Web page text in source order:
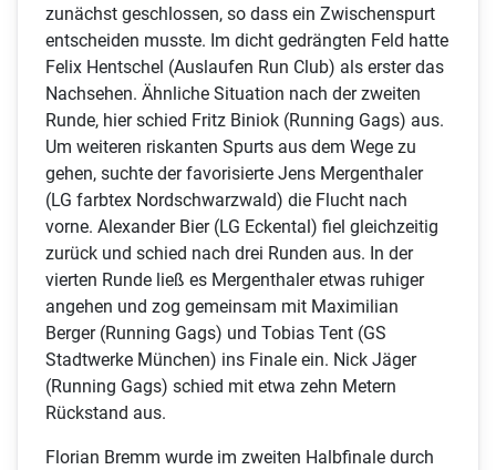
zunächst geschlossen, so dass ein Zwischenspurt
entscheiden musste. Im dicht gedrängten Feld hatte
Felix Hentschel (Auslaufen Run Club) als erster das
Nachsehen. Ähnliche Situation nach der zweiten
Runde, hier schied Fritz Biniok (Running Gags) aus.
Um weiteren riskanten Spurts aus dem Wege zu
gehen, suchte der favorisierte Jens Mergenthaler
(LG farbtex Nordschwarzwald) die Flucht nach
vorne. Alexander Bier (LG Eckental) fiel gleichzeitig
zurück und schied nach drei Runden aus. In der
vierten Runde ließ es Mergenthaler etwas ruhiger
angehen und zog gemeinsam mit Maximilian
Berger (Running Gags) und Tobias Tent (GS
Stadtwerke München) ins Finale ein. Nick Jäger
(Running Gags) schied mit etwa zehn Metern
Rückstand aus.
Florian Bremm wurde im zweiten Halbfinale durch